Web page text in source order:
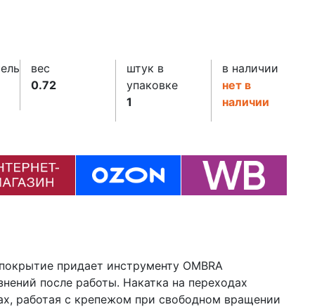
вес
0.72
штук в
упаковке
1
в наличии
нет в
наличии
придает инструменту OMBRA
после работы. Накатка на переходах
работая с крепежом при свободном вращении